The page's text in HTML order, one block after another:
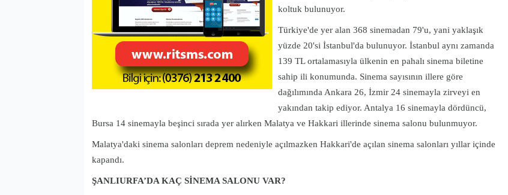
koltuk bulunuyor.
Türkiye'de yer alan 368 sinemadan 79'u, yani yaklaşık
yüzde 20'si İstanbul'da bulunuyor. İstanbul aynı zamanda
139 TL ortalamasıyla ülkenin en pahalı sinema biletine
sahip ili konumunda. Sinema sayısının illere göre
dağılımında Ankara 26, İzmir 24 sinemayla zirveyi en
yakından takip ediyor. Antalya 16 sinemayla dördüncü,
Bursa 14 sinemayla beşinci sırada yer alırken Malatya ve Hakkari illerinde sinema salonu bulunmuyor.
Malatya'daki sinema salonları deprem nedeniyle açılmazken Hakkari'de açılan sinema salonları yıllar içinde
kapandı.
ŞANLIURFA’DA KAÇ SİNEMA SALONU VAR?